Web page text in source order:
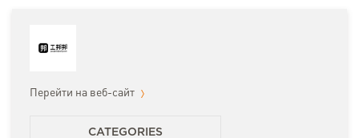
Перейти на веб-сайт
CATEGORIES